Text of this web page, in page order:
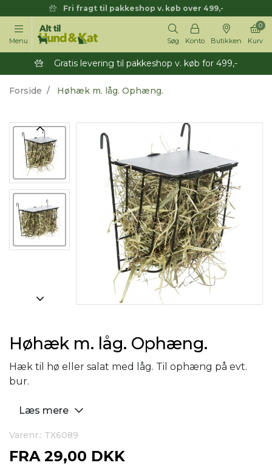
Fri fragt til pakkeshop v. køb over 499,-
Menu Søg Konto Butikken Kurv
0
Gratis levering til pakkeshop v. køb for 499,-
Forside Høhæk m. låg. Ophæng.
Høhæk m. låg. Ophæng.
Hæk til hø eller salat med låg. Til ophæng på evt.
bur.
Læs mere
Varenr.: TX6089
FRA 29,00 DKK